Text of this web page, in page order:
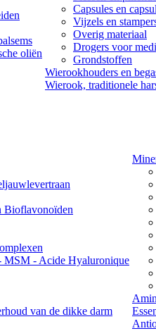
oliën
Capsules en
Vijzels en
Overig materiaal
Drogers voor
Grondstoffen
Wierookhouders en
Wierook, traditionele
Bioflavonoïden
MSM - Acide Hyaluronique
van de dikke darm